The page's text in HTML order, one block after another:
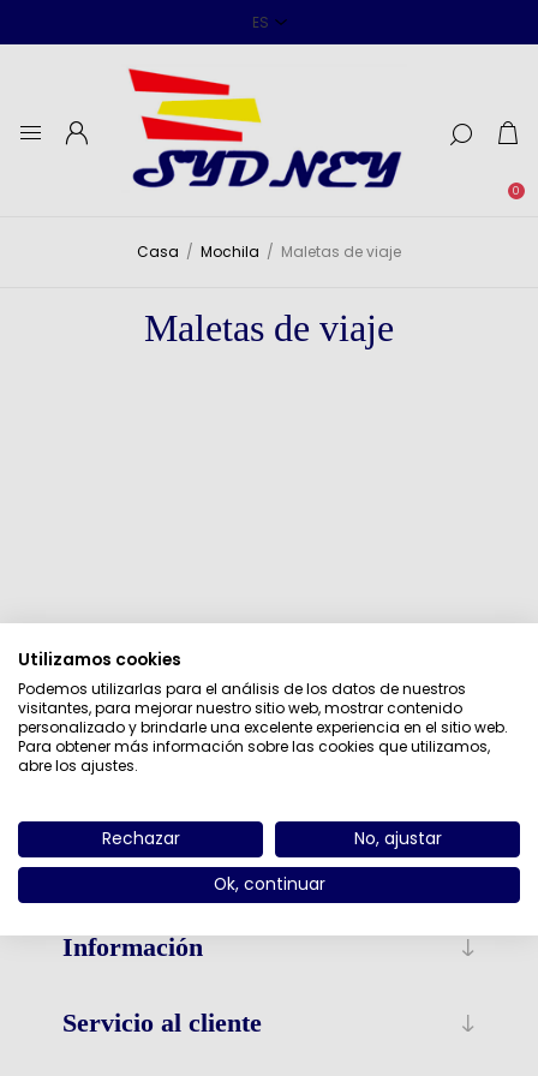
0
Casa / Mochila / Maletas de viaje
Categorías
Fabricantes
Etiquetas populares
Maletas de viaje
Información
Servicio al cliente
Utilizamos cookies
Podemos utilizarlas para el análisis de los datos de nuestros
visitantes, para mejorar nuestro sitio web, mostrar contenido
personalizado y brindarle una excelente experiencia en el sitio web.
Para obtener más información sobre las cookies que utilizamos,
abre los ajustes.
Rechazar
No, ajustar
Ok, continuar